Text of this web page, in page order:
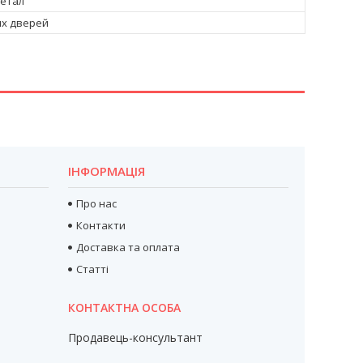
дверей
ІНФОРМАЦІЯ
Про нас
Контакти
Доставка та оплата
Статті
Продавець-консультант